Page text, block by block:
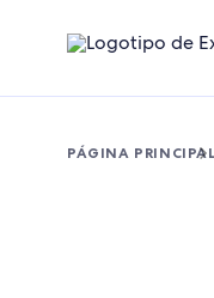
PÁGINA PRINCIPAL